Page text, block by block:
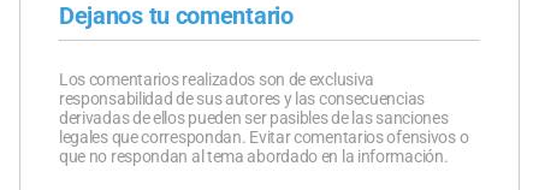
Dejanos tu comentario
Los comentarios realizados son de exclusiva
responsabilidad de sus autores y las consecuencias
derivadas de ellos pueden ser pasibles de las sanciones
legales que correspondan. Evitar comentarios ofensivos o
que no respondan al tema abordado en la información.